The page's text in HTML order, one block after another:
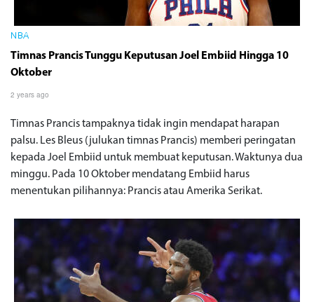
NBA
Timnas Prancis Tunggu Keputusan Joel Embiid Hingga 10
Oktober
2 years ago
Timnas Prancis tampaknya tidak ingin mendapat harapan
palsu. Les Bleus (julukan timnas Prancis) memberi peringatan
kepada Joel Embiid untuk membuat keputusan. Waktunya dua
minggu. Pada 10 Oktober mendatang Embiid harus
menentukan pilihannya: Prancis atau Amerika Serikat.